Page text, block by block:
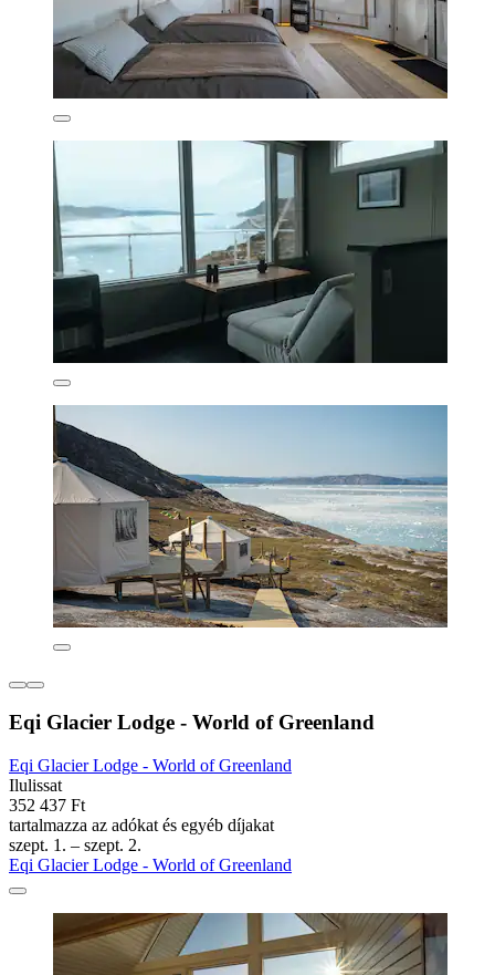
Eqi Glacier Lodge - World of Greenland
Eqi Glacier Lodge - World of Greenland
Ilulissat
352 437 Ft
tartalmazza az adókat és egyéb díjakat
szept. 1. – szept. 2.
Eqi Glacier Lodge - World of Greenland